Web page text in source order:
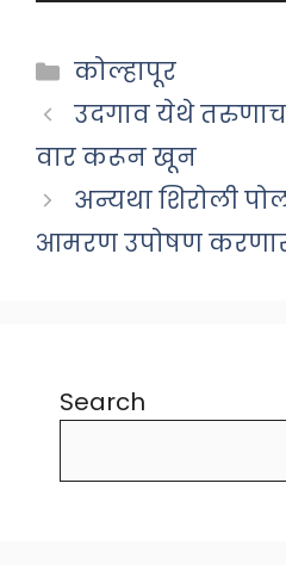
Categories
कोल्हापूर
उदगाव येथे
वार करून खून
अन्यथा शिरोली
आमरण उपोषण
Search